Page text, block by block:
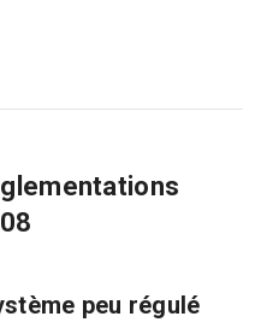
peu régulé